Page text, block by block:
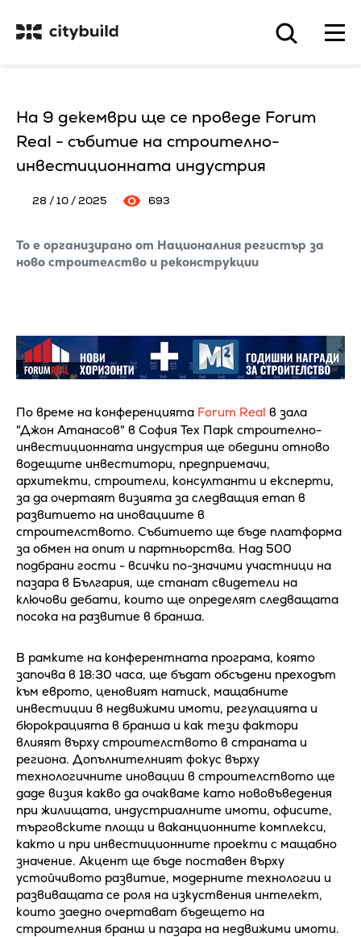
На 9 декември ще се проведе Forum
Real - събитие на строително-
инвестиционната индустрия
28 / 10 / 2025 693
То е организирано от Националния регистър за
ново строителство и реконструкции
По време на конференцията Forum Real в зала
"Джон Атанасов" в София Тех Парк строително-
инвестиционната индустрия ще обедини отново
водещите инвеститори, предприемачи,
архитекти, строители, консултанти и експерти,
за да очертаят визията за следващия етап в
развитието на иновациите в
строителството. Събитието ще бъде платформа
за обмен на опит и партньорства. Над 500
подбрани гости - всички по-значими участници на
пазара в България, ще станат свидетели на
ключови дебати, които ще определят следващата
посока на развитие в бранша.
В рамките на конферентната програма, която
започва в 18:30 часа, ще бъдат обсъдени преходът
към еврото, ценовият натиск, мащабните
инвестиции в недвижими имоти, регулацията и
бюрокрацията в бранша и как тези фактори
влияят върху строителството в страната и
региона. Допълнителният фокус върху
технологичните иновации в строителството ще
даде визия какво да очакваме като нововъведения
при жилищата, индустриалните имоти, офисите,
търговските площи и ваканционните комплекси,
както и при инвестиционните проекти с мащабно
значение. Акцент ще бъде поставен върху
устойчивото развитие, модерните технологии и
развиващата се роля на изкуствения интелект,
които заедно очертават бъдещето на
строителния бранш и пазара на недвижими имоти.